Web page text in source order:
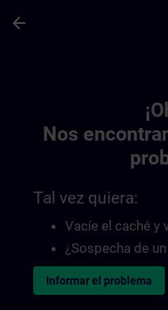
arrow_back
Nos
Tal vez quiera:
Vacíe el caché y
¿Sospecha de
Informar el problema